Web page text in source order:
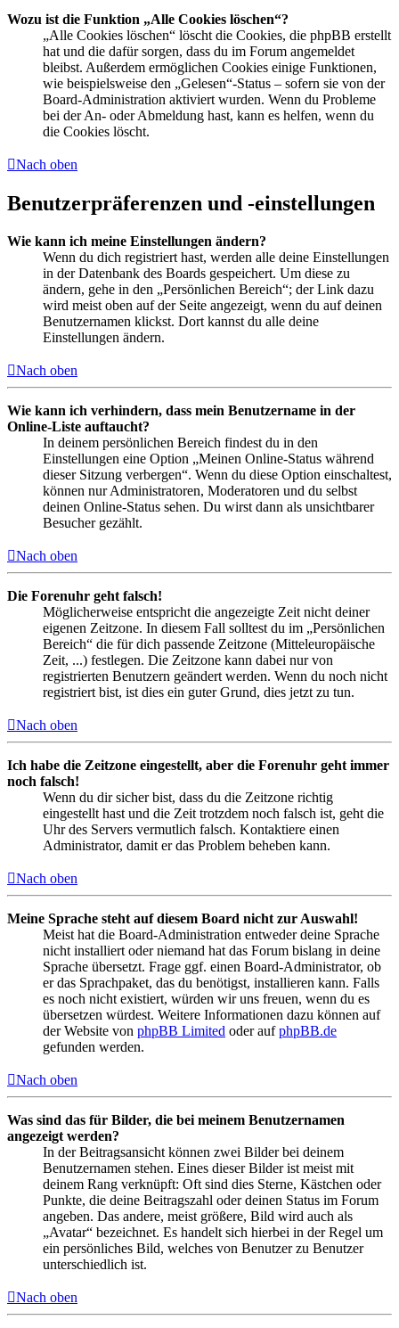
Wozu ist die Funktion „Alle Cookies löschen“?
„Alle Cookies löschen“ löscht die Cookies, die phpBB erstellt
hat und die dafür sorgen, dass du im Forum angemeldet
bleibst. Außerdem ermöglichen Cookies einige Funktionen,
wie beispielsweise den „Gelesen“-Status – sofern sie von der
Board-Administration aktiviert wurden. Wenn du Probleme
bei der An- oder Abmeldung hast, kann es helfen, wenn du
die Cookies löscht.
Nach oben
Benutzerpräferenzen und -einstellungen
Wie kann ich meine Einstellungen ändern?
Wenn du dich registriert hast, werden alle deine Einstellungen
in der Datenbank des Boards gespeichert. Um diese zu
ändern, gehe in den „Persönlichen Bereich“; der Link dazu
wird meist oben auf der Seite angezeigt, wenn du auf deinen
Benutzernamen klickst. Dort kannst du alle deine
Einstellungen ändern.
Nach oben
Wie kann ich verhindern, dass mein Benutzername in der
Online-Liste auftaucht?
In deinem persönlichen Bereich findest du in den
Einstellungen eine Option „Meinen Online-Status während
dieser Sitzung verbergen“. Wenn du diese Option einschaltest,
können nur Administratoren, Moderatoren und du selbst
deinen Online-Status sehen. Du wirst dann als unsichtbarer
Besucher gezählt.
Nach oben
Die Forenuhr geht falsch!
Möglicherweise entspricht die angezeigte Zeit nicht deiner
eigenen Zeitzone. In diesem Fall solltest du im „Persönlichen
Bereich“ die für dich passende Zeitzone (Mitteleuropäische
Zeit, ...) festlegen. Die Zeitzone kann dabei nur von
registrierten Benutzern geändert werden. Wenn du noch nicht
registriert bist, ist dies ein guter Grund, dies jetzt zu tun.
Nach oben
Ich habe die Zeitzone eingestellt, aber die Forenuhr geht immer
noch falsch!
Wenn du dir sicher bist, dass du die Zeitzone richtig
eingestellt hast und die Zeit trotzdem noch falsch ist, geht die
Uhr des Servers vermutlich falsch. Kontaktiere einen
Administrator, damit er das Problem beheben kann.
Nach oben
Meine Sprache steht auf diesem Board nicht zur Auswahl!
Meist hat die Board-Administration entweder deine Sprache
nicht installiert oder niemand hat das Forum bislang in deine
Sprache übersetzt. Frage ggf. einen Board-Administrator, ob
er das Sprachpaket, das du benötigst, installieren kann. Falls
es noch nicht existiert, würden wir uns freuen, wenn du es
übersetzen würdest. Weitere Informationen dazu können auf
der Website von phpBB Limited oder aufphpBB.de
gefunden werden.
Nach oben
Was sind das für Bilder, die bei meinem Benutzernamen
angezeigt werden?
In der Beitragsansicht können zwei Bilder bei deinem
Benutzernamen stehen. Eines dieser Bilder ist meist mit
deinem Rang verknüpft: Oft sind dies Sterne, Kästchen oder
Punkte, die deine Beitragszahl oder deinen Status im Forum
angeben. Das andere, meist größere, Bild wird auch als
„Avatar“ bezeichnet. Es handelt sich hierbei in der Regel um
ein persönliches Bild, welches von Benutzer zu Benutzer
unterschiedlich ist.
Nach oben